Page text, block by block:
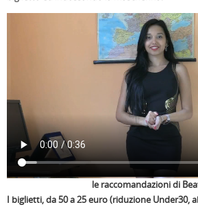
le raccomandazioni di
I biglietti, da 50 a 25 euro (riduzione Under30,